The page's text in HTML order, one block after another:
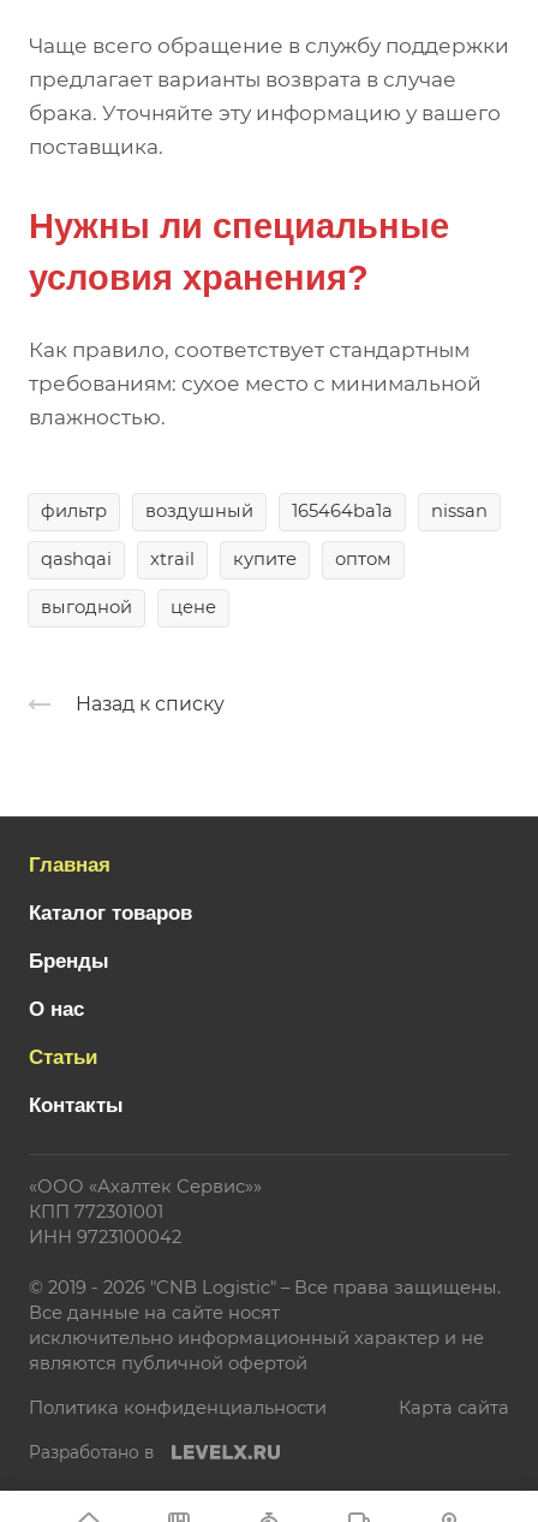
Чаще всего обращение в службу поддержки
предлагает варианты возврата в случае
брака. Уточняйте эту информацию у вашего
поставщика.
Нужны ли специальные
условия хранения?
Как правило, соответствует стандартным
требованиям: сухое место с минимальной
влажностью.
фильтр воздушный 165464ba1a nissan
qashqai xtrail купите оптом
выгодной цене
Назад к списку
Главная
Каталог товаров
Бренды
О нас
Статьи
Контакты
«ООО «Ахалтек Сервис»»
КПП 772301001
ИНН 9723100042
© 2019 - 2026 "CNB Logistic" – Все права защищены.
Все данные на сайте носят
исключительно информационный характер и не
являются публичной офертой
Политика конфиденциальности Карта сайта
Разработано в